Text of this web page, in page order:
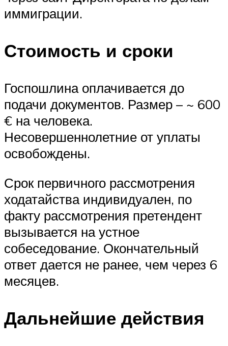
иммиграции.
Стоимость и сроки
Госпошлина оплачивается до
подачи документов. Размер – ~ 600
€ на человека.
Несовершеннолетние от уплаты
освобождены.
Срок первичного рассмотрения
ходатайства индивидуален, по
факту рассмотрения претендент
вызывается на устное
собеседование. Окончательный
ответ дается не ранее, чем через 6
месяцев.
Дальнейшие действия